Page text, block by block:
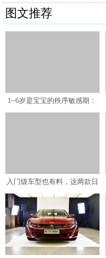
图文推荐
1~6岁是宝宝的秩序敏感期：
入门级车型也有料，这两款日
系SUV值得一品